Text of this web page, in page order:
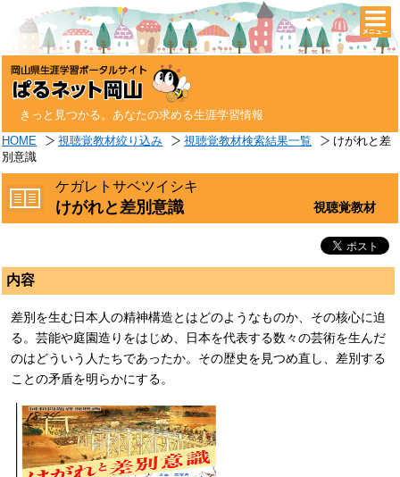
きっと見つかる。あなたの求める生涯学習情報
HOME 視聴覚教材絞り込み 視聴覚教材検索結果一覧
けがれと差
別意識
ケガレトサベツイシキ
けがれと差別意識 視聴覚教材
内容
差別を生む日本人の精神構造とはどのようなものか、その核心に迫
る。芸能や庭園造りをはじめ、日本を代表する数々の芸術を生んだ
のはどういう人たちであったか。その歴史を見つめ直し、差別する
ことの矛盾を明らかにする。